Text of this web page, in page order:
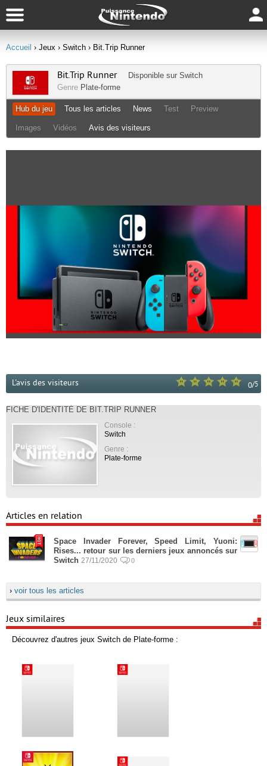
Accueil › Jeux › Switch › Bit.Trip Runner
Bit.Trip Runner Disponible sur Switch
Genre Plate-forme
Hub du jeu Tous les articles News Test Preview
Images Vidéos Avis des visiteurs
0/5
L'avis des visiteurs
FICHE D'IDENTITÉ DE BIT.TRIP RUNNER
Console :
Switch
Genre :
Plate-forme
Articles en relation
Space Invader Forever, Speed Limit, Yuoni:
Rises... retour sur les derniers jeux annoncés sur
Switch 27/11/2020 0
› voir tous les articles
Jeux similaires
Découvrez d'autres jeux Switch de Plate-forme :